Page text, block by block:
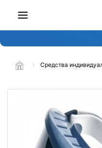
Средства